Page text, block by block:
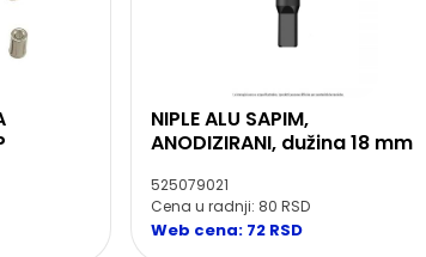
NIPLE ALU SAPIM,
ANODIZIRANI, dužina 18 mm
525079021
Cena u radnji: 80 RSD
Web cena: 72 RSD